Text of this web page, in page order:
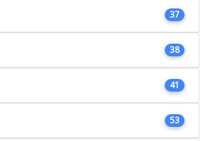
37
38
41
53